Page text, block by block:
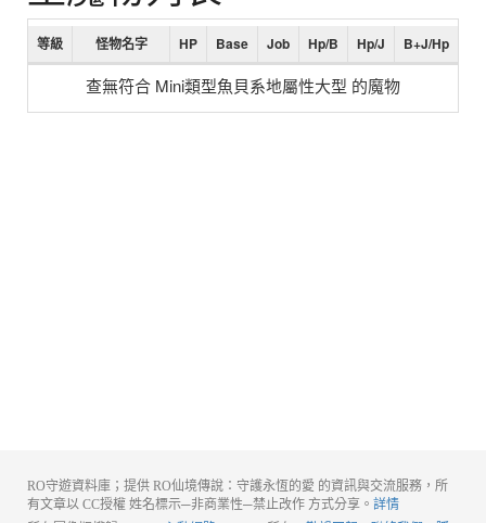
等級 怪物名字 HP Base Job Hp/B Hp/J B+J/Hp
查無符合 Mini類型魚貝系地屬性大型 的魔物
RO守遊資料庫；提供 RO仙境傳說：守護永恆的愛 的資訊與交流服務，所
有文章以 CC授權 姓名標示─非商業性─禁止改作 方式分享。 詳情